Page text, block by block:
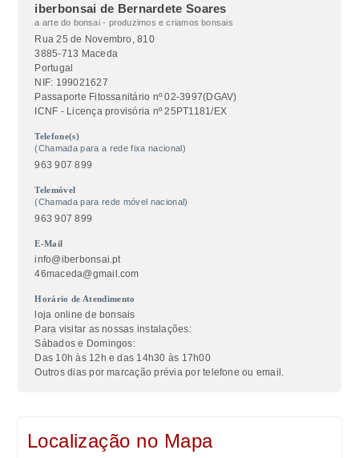
iberbonsai de Bernardete Soares
a arte do bonsai - produzimos e criamos bonsais
Rua 25 de Novembro, 810
3885-713 Maceda
Portugal
NIF: 199021627
Passaporte Fitossanitário nº 02-3997(DGAV)
ICNF - Licença provisória nº 25PT1181/EX
Telefone(s)
(Chamada para a rede fixa nacional)
963 907 899
Telemóvel
(Chamada para rede móvel nacional)
963 907 899
E-Mail
info@iberbonsai.pt
46maceda@gmail.com
Horário de Atendimento
loja online de bonsais
Para visitar as nossas instalações:
Sábados e Domingos:
Das 10h às 12h e das 14h30 às 17h00
Outros dias por marcação prévia por telefone ou email.
Localização no Mapa